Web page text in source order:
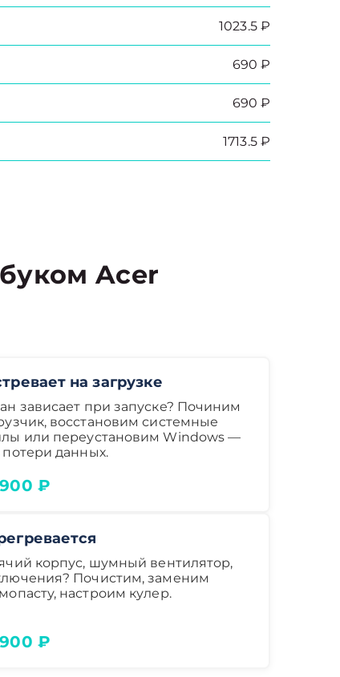
1023.5 ₽
690 ₽
690 ₽
1713.5 ₽
Acer
на загрузке
зависает при запуске? Починим
восстановим системные
или переустановим Windows —
потери данных.
₽
корпус, шумный вентилятор,
Почистим, заменим
настроим кулер.
₽